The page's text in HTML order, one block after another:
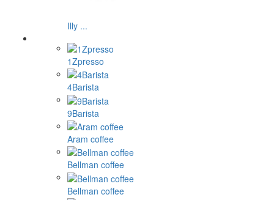
Illy ...
1Zpresso
4Barista
9Barista
Aram coffee
Bellman coffee
Bellman coffee